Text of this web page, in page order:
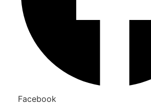
Facebook